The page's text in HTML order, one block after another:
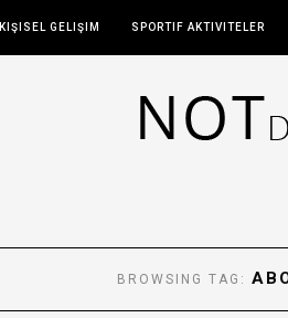
KIŞISEL GELIŞIM SPORTIF AKTIVITELER
BROWSING TAG: